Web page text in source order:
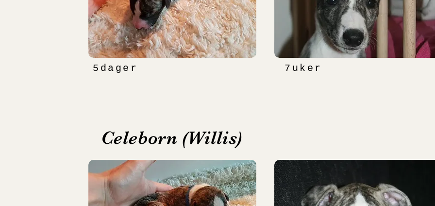
5dager 7uker
Celeborn (Willis)